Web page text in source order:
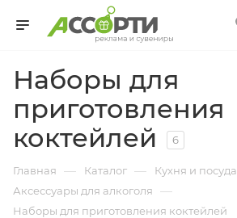
Наборы для
приготовления
коктейлей
6
Главная — Каталог — Кухня и посуда
Аксессуары для алкоголя —
Наборы для приготовления коктейлей